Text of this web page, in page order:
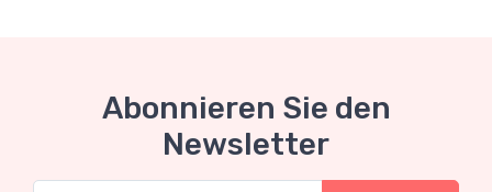
Mythos Collection 1-18
Abonnieren Sie den
Newsletter